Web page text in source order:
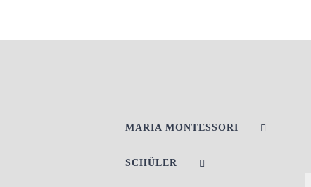
MARIA MONTESSORI
SCHÜLER